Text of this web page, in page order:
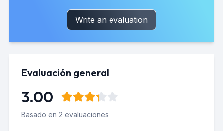
Write an evaluation
Evaluación general
3.00
Basado en 2 evaluaciones